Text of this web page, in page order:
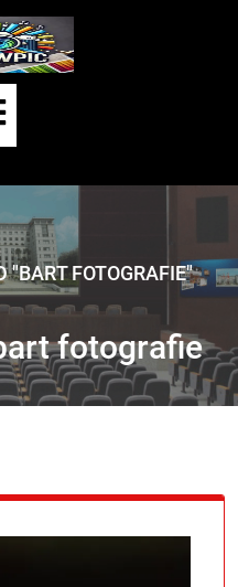
Open
Button
"BART FOTOGRAFIE"
fotografie